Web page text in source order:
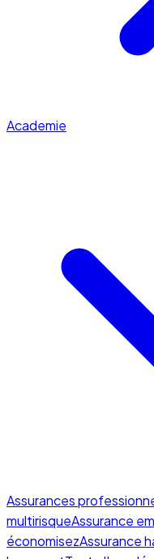
Academie
Assurances
multirisqueAssurance
économisezAssurance